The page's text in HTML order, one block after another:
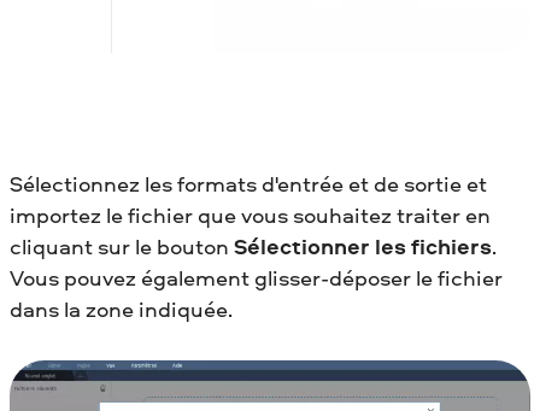
Sélectionnez les formats d'entrée et de sortie et
importez le fichier que vous souhaitez traiter en
cliquant sur le bouton Sélectionner les fichiers.
Vous pouvez également glisser-déposer le fichier
dans la zone indiquée.